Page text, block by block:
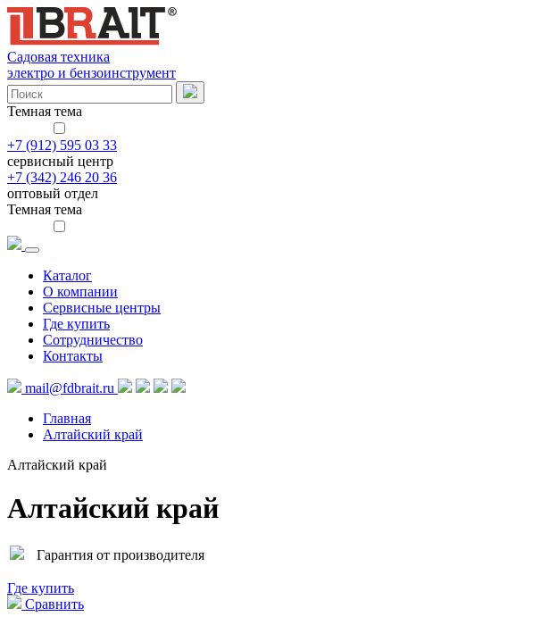
Садовая техника
электро и бензоинструмент
Темная тема
+7 (912) 595 03 33
сервисный центр
+7 (342) 246 20 36
оптовый отдел
Темная тема
Каталог
О компании
Сервисные центры
Где купить
Сотрудничество
Контакты
mail@fdbrait.ru
Главная
Алтайский край
Алтайский край
Алтайский край
Гарантия от производителя
Где купить
Сравнить